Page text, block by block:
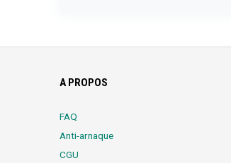
A PROPOS
FAQ
Anti-arnaque
CGU